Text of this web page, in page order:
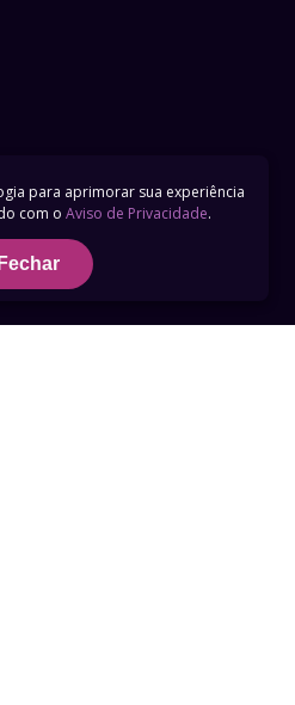
para aprimorar sua experiência
com o Aviso de Privacidade.
Fechar